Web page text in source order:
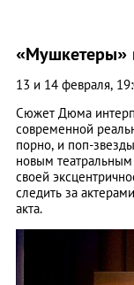
«Мушкетеры»
13 и 14 февраля,
Сюжет Дюма
современной
порно, и поп-
новым
своей
следить за
акта.